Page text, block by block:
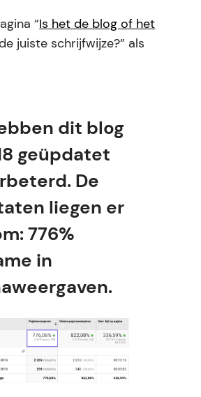
“Is het de blog of het
juiste schrijfwijze?” als
dit blog
geüpdatet
De
liegen er
776%
in